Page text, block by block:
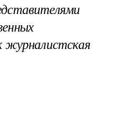
журналистская